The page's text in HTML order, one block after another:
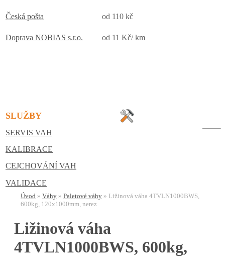
Česká pošta od 110 kč
Doprava NOBIAS s.r.o. od 11 Kč/ km
SLUŽBY
SERVIS VAH
KALIBRACE
CEJCHOVÁNÍ VAH
VALIDACE
Úvod » Váhy » Paletové váhy » Ližinová váha 4TVLN1000BWS,
600kg, 120x1000mm, nerez
Ližinová váha
4TVLN1000BWS, 600kg,